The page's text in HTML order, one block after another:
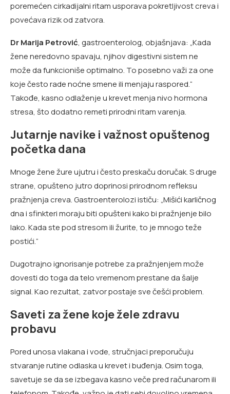
poremećen cirkadijalni ritam usporava pokretljivost creva i
povećava rizik od zatvora.
Dr Marija Petrović, gastroenterolog, objašnjava: „Kada
žene neredovno spavaju, njihov digestivni sistem ne
može da funkcioniše optimalno. To posebno važi za one
koje često rade noćne smene ili menjaju raspored.“
Takođe, kasno odlaženje u krevet menja nivo hormona
stresa, što dodatno remeti prirodni ritam varenja.
Jutarnje navike i važnost opuštenog
početka dana
Mnoge žene žure ujutru i često preskaču doručak. S druge
strane, opušteno jutro doprinosi prirodnom refleksu
pražnjenja creva. Gastroenterolozi ističu: „Mišići karličnog
dna i sfinkteri moraju biti opušteni kako bi pražnjenje bilo
lako. Kada ste pod stresom ili žurite, to je mnogo teže
postići.“
Dugotrajno ignorisanje potrebe za pražnjenjem može
dovesti do toga da telo vremenom prestane da šalje
signal. Kao rezultat, zatvor postaje sve češći problem.
Saveti za žene koje žele zdravu
probavu
Pored unosa vlakana i vode, stručnjaci preporučuju
stvaranje rutine odlaska u krevet i buđenja. Osim toga,
savetuje se da se izbegava kasno veče pred računarom ili